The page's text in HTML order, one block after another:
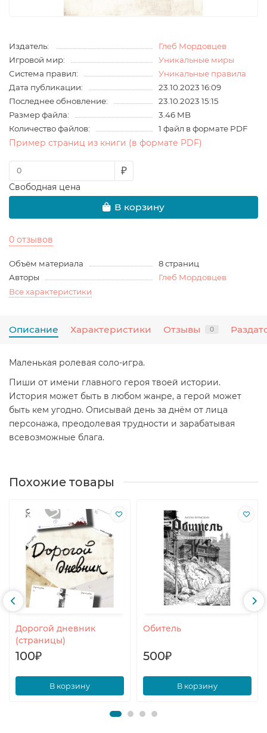
Издатель:
Глеб Мордовцев
Игровой мир:
Уникальные миры
Система правил:
Уникальные правила
Дата публикации:
23.10.2023 16:09
Последнее обновление:
23.10.2023 15:15
Размер файла:
3.46 MB
Количество файлов:
1 файл в формате PDF
Пример страниц из книги (в формате PDF)
₽
Свободная цена
В корзину
0 отзывов
Объём материала
8 страниц
Авторы
Глеб Мордовцев
Все характеристики
Описание Характеристики Отзывы 0
Маленькая ролевая соло-игра.
Пиши от имени главного героя твоей истории.
История может быть в любом жанре, а герой может
быть кем угодно. Описывай день за днём от лица
персонажа, преодолевая трудности и зарабатывая
всевозможные блага.
Похожие товары
Дорогой дневник
(страницы)
100₽
В корзину
Обитель
500₽
В корзину